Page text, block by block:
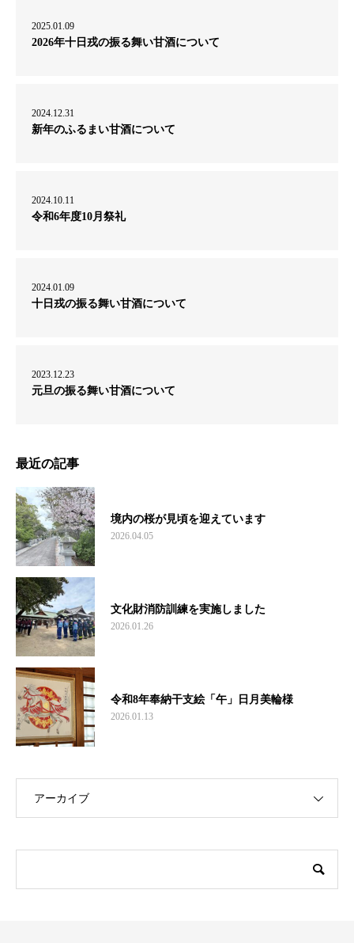
2025.01.09
2026年十日戎の振る舞い甘酒について
2024.12.31
新年のふるまい甘酒について
2024.10.11
令和6年度10月祭礼
2024.01.09
十日戎の振る舞い甘酒について
2023.12.23
元旦の振る舞い甘酒について
最近の記事
境内の桜が見頃を迎えています
2026.04.05
文化財消防訓練を実施しました
2026.01.26
令和8年奉納干支絵「午」日月美輪様
2026.01.13
アーカイブ